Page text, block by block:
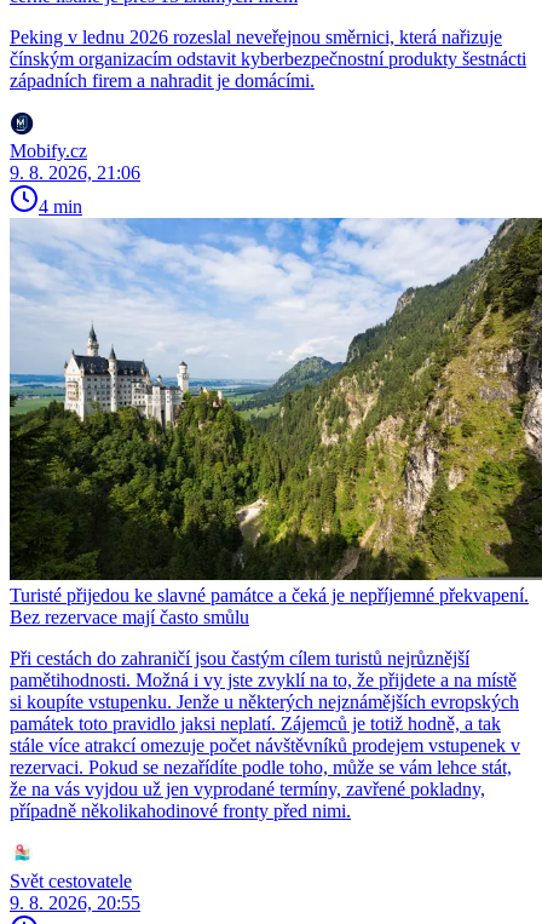
Peking v lednu 2026 rozeslal neveřejnou směrnici, která nařizuje
čínským organizacím odstavit kyberbezpečnostní produkty šestnácti
západních firem a nahradit je domácími.
Mobify.cz
9. 8. 2026, 21:06
4 min
Turisté přijedou ke slavné památce a čeká je nepříjemné překvapení.
Bez rezervace mají často smůlu
Při cestách do zahraničí jsou častým cílem turistů nejrůznější
pamětihodnosti. Možná i vy jste zvyklí na to, že přijdete a na místě
si koupíte vstupenku. Jenže u některých nejznámějších evropských
památek toto pravidlo jaksi neplatí. Zájemců je totiž hodně, a tak
stále více atrakcí omezuje počet návštěvníků prodejem vstupenek v
rezervaci. Pokud se nezařídíte podle toho, může se vám lehce stát,
že na vás vyjdou už jen vyprodané termíny, zavřené pokladny,
případně několikahodinové fronty před nimi.
Svět cestovatele
9. 8. 2026, 20:55